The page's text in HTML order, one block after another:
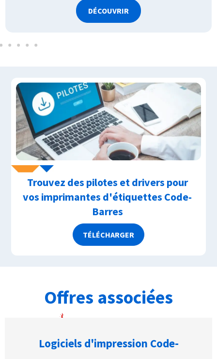
DÉCOUVRIR
Trouvez des pilotes et drivers pour
vos imprimantes d'étiquettes Code-
Barres
TÉLÉCHARGER
Offres associées
Logiciels d'impression Code-